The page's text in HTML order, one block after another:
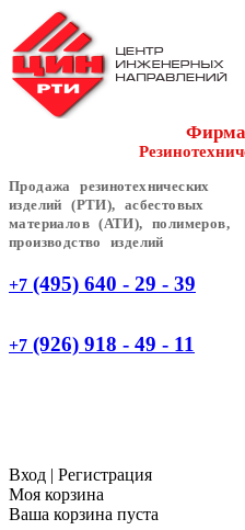
Фирма
Продажа резинотехнических
изделий (РТИ), асбестовых
материалов (АТИ), полимеров,
производство изделий
+7 (495) 640 - 29 - 39
+7 (926) 918 - 49 - 11
Вход | Регистрация
Моя корзина
Ваша корзина пуста